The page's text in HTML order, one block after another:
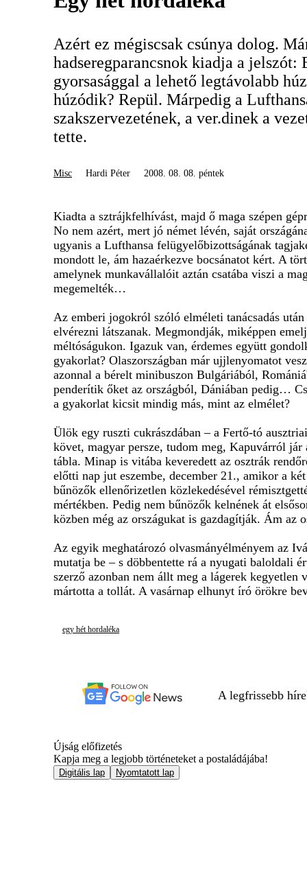
Azért ez mégiscsak csúnya dolog.
hadseregparancsnok kiadja a jelszót:
gyorsasággal a lehető legtávolabb
húzódik? Repül. Márpedig a
szakszervezetének, a ver.dinek a
tette.
Misc Hardi Péter 2008. 08. 08. péntek
Kiadta a sztrájkfelhívást, majd ő maga szépen
No nem azért, mert jó német lévén, saját
ugyanis a Lufthansa felügyelőbizottságának
mondott le, ám hazaérkezve bocsánatot kért. A
amelynek munkavállalóit aztán csatába viszi a
megemelték…
Az emberi jogokról szóló elméleti tanácsadás
elvérezni látszanak. Megmondják, miképpen
méltóságukon. Igazuk van, érdemes együtt
gyakorlat? Olaszországban már ujjlenyomatot
azonnal a bérelt minibuszon Bulgáriából,
penderítik őket az országból, Dániában pedig…
a gyakorlat kicsit mindig más, mint az elmélet?
Ülök egy ruszti cukrászdában – a Fertő-tó
követ, magyar persze, tudom meg, Kapuvárról
tábla. Minap is vitába keveredett az osztrák
előtti nap jut eszembe, december 21., amikor a
bűnözők ellenőrizetlen közlekedésével
mértékben. Pedig nem bűnözők kelnének át
közben még az országukat is gazdagítják. Ám az
Az egyik meghatározó olvasmányélményem az
mutatja be – s döbbentette rá a nyugati baloldali
szerző azonban nem állt meg a lágerek
mártotta a tollát. A vasárnap elhunyt író örökre
egy hét hordaléka
A legfrissebb
Újság előfizetés
Kapja meg a legjobb történeteket a postaládájába!
Digitális lap Nyomtatott lap